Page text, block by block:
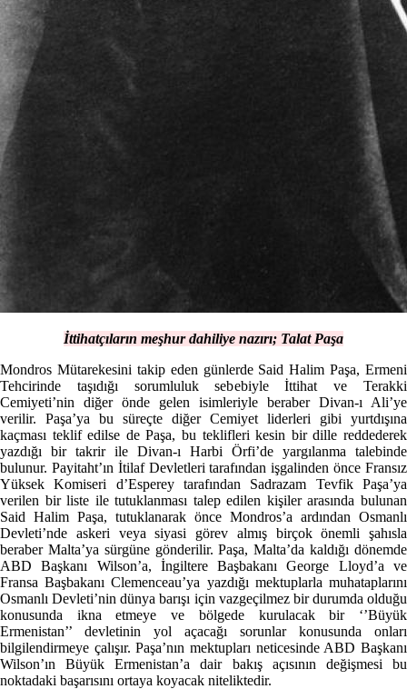
İttihatçıların meşhur dahiliye nazırı; Talat Paşa
Mondros Mütarekesini takip eden günlerde Said Halim Paşa, Ermeni
Tehcirinde taşıdığı sorumluluk sebebiyle İttihat ve Terakki
Cemiyeti’nin diğer önde gelen isimleriyle beraber Divan-ı Ali’ye
verilir. Paşa’ya bu süreçte diğer Cemiyet liderleri gibi yurtdışına
kaçması teklif edilse de Paşa, bu teklifleri kesin bir dille reddederek
yazdığı bir takrir ile Divan-ı Harbi Örfi’de yargılanma talebinde
bulunur. Payitaht’ın İtilaf Devletleri tarafından işgalinden önce Fransız
Yüksek Komiseri d’Esperey tarafından Sadrazam Tevfik Paşa’ya
verilen bir liste ile tutuklanması talep edilen kişiler arasında bulunan
Said Halim Paşa, tutuklanarak önce Mondros’a ardından Osmanlı
Devleti’nde askeri veya siyasi görev almış birçok önemli şahısla
beraber Malta’ya sürgüne gönderilir. Paşa, Malta’da kaldığı dönemde
ABD Başkanı Wilson’a, İngiltere Başbakanı George Lloyd’a ve
Fransa Başbakanı Clemenceau’ya yazdığı mektuplarla muhataplarını
Osmanlı Devleti’nin dünya barışı için vazgeçilmez bir durumda olduğu
konusunda ikna etmeye ve bölgede kurulacak bir ‘’Büyük
Ermenistan’’ devletinin yol açacağı sorunlar konusunda onları
bilgilendirmeye çalışır. Paşa’nın mektupları neticesinde ABD Başkanı
Wilson’ın Büyük Ermenistan’a dair bakış açısının değişmesi bu
noktadaki başarısını ortaya koyacak niteliktedir.